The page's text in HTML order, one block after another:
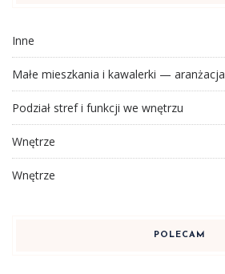
Inne
Małe mieszkania i kawalerki — aranżacja
Podział stref i funkcji we wnętrzu
Wnętrze
Wnętrze
POLECAM